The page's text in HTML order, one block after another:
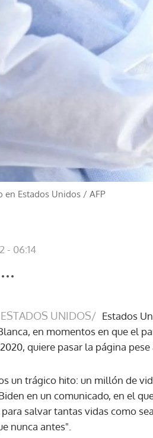
en Estados Unidos / AFP
- 06:14
UNIDOS/ Estados
en momentos en que el
quiere pasar la página
un trágico hito: un millón de
en un comunicado, en el
salvar tantas vidas como
nunca antes".